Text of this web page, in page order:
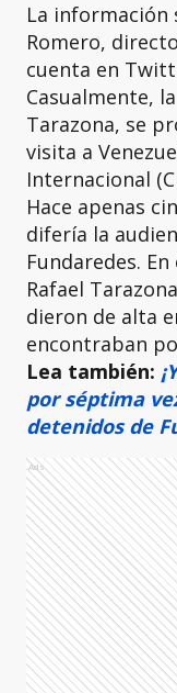
La información
Romero,
cuenta en
Casualmente,
Tarazona, se
visita a
Internacional
Hace apenas
difería la
Fundaredes.
Rafael
dieron de alta
encontraban
Lea también:
por séptima
detenidos de
Ads